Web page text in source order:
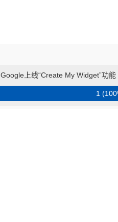
Google上线“Create My Widget”功
1